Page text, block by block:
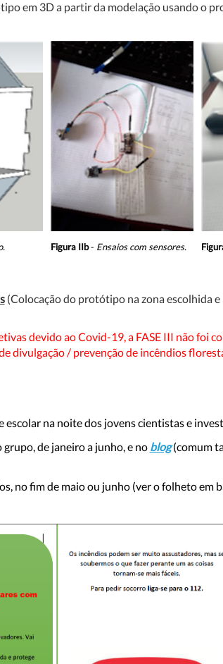
em 3D a partir da modelação usando o
Figura IIb- Ensaios comsensores.
(Colocação do protótipo na zona escolhida
devido ao Covid-19, a FASE III não foi
divulgação / prevenção de incêndios
na noite dos jovens cientistas e
de janeiro a junho, e no blog(comum
no fim de maio ou junho (ver o folheto em